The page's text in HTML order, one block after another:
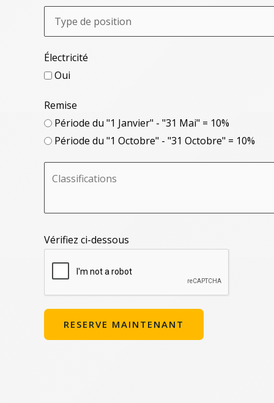
Électricité
Oui
Remise
Période du "1 Janvier" - "31 Mai" = 10%
Période du "1 Octobre" - "31 Octobre" = 10%
Vérifiez ci-dessous
RESERVE MAINTENANT